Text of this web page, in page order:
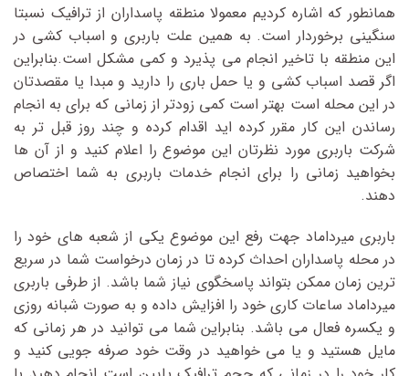
همانطور که اشاره کردیم معمولا منطقه پاسداران از ترافیک نسبتا
سنگینی برخوردار است. به همین علت باربری و اسباب کشی در
این منطقه با تاخیر انجام می پذیرد و کمی مشکل است.بنابراین
اگر قصد اسباب کشی و یا حمل باری را دارید و مبدا یا مقصدتان
در این محله است بهتر است کمی زودتر از زمانی که برای به انجام
رساندن این کار مقرر کرده اید اقدام کرده و چند روز قبل تر به
شرکت باربری مورد نظرتان این موضوع را اعلام کنید و از آن ها
بخواهید زمانی را برای انجام خدمات باربری به شما اختصاص
دهند.
باربری میرداماد جهت رفع این موضوع یکی از شعبه های خود را
در محله پاسداران احداث کرده تا در زمان درخواست شما در سریع
ترین زمان ممکن بتواند پاسخگوی نیاز شما باشد. از طرفی باربری
میرداماد ساعات کاری خود را افزایش داده و به صورت شبانه روزی
و یکسره فعال می باشد. بنابراین شما می توانید در هر زمانی که
مایل هستید و یا می خواهید در وقت خود صرفه جویی کنید و